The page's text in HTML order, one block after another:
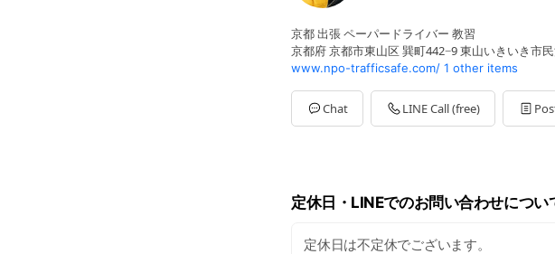
京都 出張 ペーパードライバー 教習
京都府 京都市東山区 巽町442−9 東山いきいき市
www.npo-trafficsafe.com/ 1 other items
Chat LINE Call (free)
定休日・LINEでのお問い合わせについ
定休日は不定休でございます。